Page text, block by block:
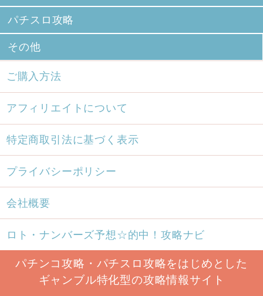
パチスロ攻略
その他
ご購入方法
アフィリエイトについて
特定商取引法に基づく表示
プライバシーポリシー
会社概要
ロト・ナンバーズ予想☆的中！攻略ナビ
パチンコ攻略・パチスロ攻略をはじめとした
ギャンブル特化型の攻略情報サイト